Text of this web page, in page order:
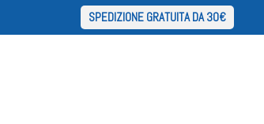
SPEDIZIONE GRATUITA DA 30€